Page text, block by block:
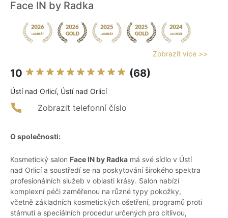
Face IN by Radka
Zobrazit více >>
10 (68)
Ústí nad Orlicí, Ústí nad Orlicí
Zobrazit telefonní číslo
O společnosti:
Kosmetický salon Face IN by Radka má své sídlo v Ústí
nad Orlicí a soustředí se na poskytování širokého spektra
profesionálních služeb v oblasti krásy. Salon nabízí
komplexní péči zaměřenou na různé typy pokožky,
včetně základních kosmetických ošetření, programů proti
stárnutí a speciálních procedur určených pro citlivou,